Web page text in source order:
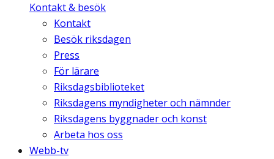
Kontakt & besök
Kontakt
Besök riksdagen
Press
För lärare
Riksdagsbiblioteket
Riksdagens myndigheter och nämnder
Riksdagens byggnader och konst
Arbeta hos oss
Webb-tv